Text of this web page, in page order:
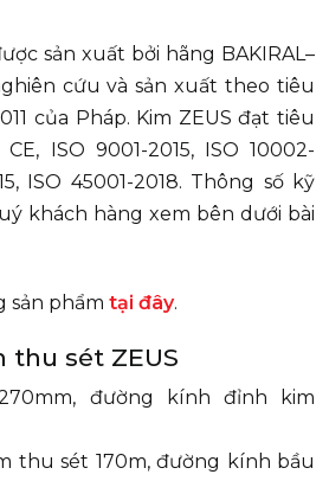
sản xuất bởi hãng BAKIRAL–
cứu và sản xuất theo tiêu
của Pháp. Kim ZEUS đạt tiêu
ISO 9001-2015, ISO 10002-
ISO 45001-2018. Thông số kỹ
khách hàng xem bên dưới bài
sản phẩm tại đây.
thu sét ZEUS
đường kính đỉnh kim
thu sét 170m, đường kính bầu